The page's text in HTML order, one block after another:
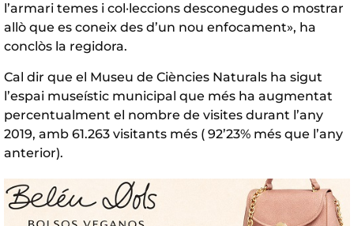
l’armari temes i col·leccions desconegudes o mostrar
allò que es coneix des d’un nou enfocament», ha
conclòs la regidora.
Cal dir que el Museu de Ciències Naturals ha sigut
l’espai museístic municipal que més ha augmentat
percentualment el nombre de visites durant l’any
2019, amb 61.263 visitants més ( 92’23% més que l’any
anterior).